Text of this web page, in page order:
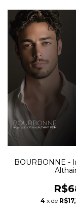
BOURBONNE -
4 x de